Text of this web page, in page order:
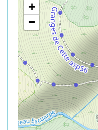
+
−